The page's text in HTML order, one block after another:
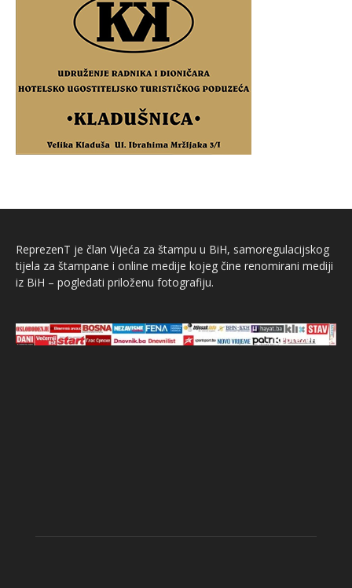
ReprezenT je član Vijeća za štampu u BiH, samoregulacijskog
tijela za štampane i online medije kojeg čine renomirani mediji
iz BiH – pogledati priloženu fotografiju.